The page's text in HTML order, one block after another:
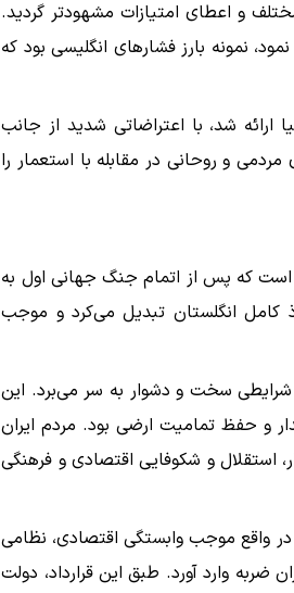
و اعطای امتیازات مشهودتر گردید.
نمونه بارز فشارهای انگلیسی بود که
ارائه شد، با اعتراضاتی شدید از جانب
و روحانی در مقابله با استعمار را
است که پس از اتمام جنگ جهانی اول به
کامل انگلستان تبدیل می‌کرد و موجب
سخت و دشوار به سر می‌برد. این
و حفظ تمامیت ارضی بود. مردم ایران
استقلال و شکوفایی اقتصادی و فرهنگی
قرارداد در واقع موجب وابستگی اقتصادی، نظامی
ضربه وارد آورد. طبق این قرارداد، دولت